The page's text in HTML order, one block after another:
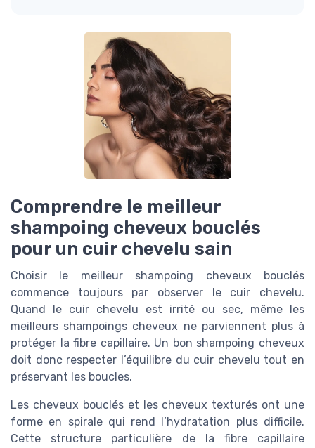
Comprendre le meilleur
shampoing cheveux bouclés
pour un cuir chevelu sain
Choisir le meilleur shampoing cheveux bouclés
commence toujours par observer le cuir chevelu.
Quand le cuir chevelu est irrité ou sec, même les
meilleurs shampoings cheveux ne parviennent plus à
protéger la fibre capillaire. Un bon shampoing cheveux
doit donc respecter l’équilibre du cuir chevelu tout en
préservant les boucles.
Les cheveux bouclés et les cheveux texturés ont une
forme en spirale qui rend l’hydratation plus difficile.
Cette structure particulière de la fibre capillaire